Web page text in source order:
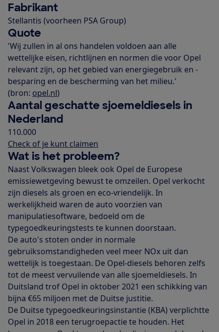
Fabrikant
Stellantis (voorheen PSA Group)
Quote
'Wij zullen in al ons handelen voldoen aan alle
wettelijke eisen, richtlijnen en normen die voor Opel
relevant zijn, op het gebied van energiegebruik en -
besparing en de bescherming van het milieu.'
(bron: opel.nl)
Aantal geschatte sjoemeldiesels in
Nederland
110.000
Check of je kunt claimen
Wat is het probleem?
Naast Volkswagen bleek ook Opel de Europese
emissiewetgeving bewust te omzeilen. Opel verkocht
zijn diesels als groen en eco-vriendelijk. In
werkelijkheid waren de auto voorzien van
manipulatiesoftware, bedoeld om de
typegoedkeuringstests te kunnen doorstaan.
De auto's stoten onder in normale
gebruiksomstandigheden veel meer NOx uit dan
wettelijk is toegestaan. De Opel-diesels behoren zelfs
tot de meest vervuilende van alle sjoemeldiesels. In
Duitsland trof Opel in oktober 2021 een schikking van
bijna €65 miljoen met de Duitse justitie.
De Duitse typegoedkeuringsinstantie (KBA) verplichtte
Opel in 2018 een terugroepactie te houden. Het